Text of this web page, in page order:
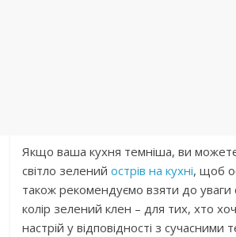
Якщо ваша кухня темніша, ви
світло зеленийострів на кухні, щоб
також рекомендуємо взяти до уваги
колір зелений клен – для тих, хто
настрій у відповідності з сучасними